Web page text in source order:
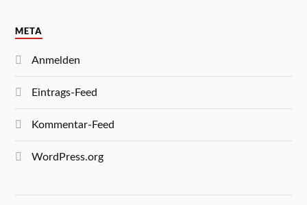
META
Anmelden
Eintrags-Feed
Kommentar-Feed
WordPress.org